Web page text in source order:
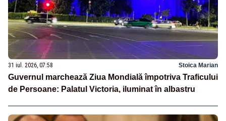
31 iul. 2026, 07:58 Stoica Marian
Guvernul marchează Ziua Mondială împotriva Traficului
de Persoane: Palatul Victoria, iluminat în albastru